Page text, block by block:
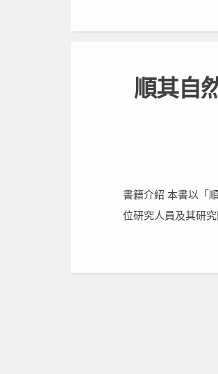
順其自
書籍介紹 本書以「
位研究人員及其研